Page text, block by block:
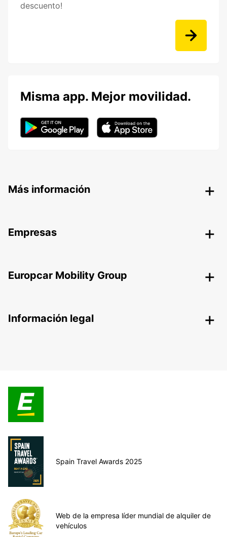
descuento!
Misma app. Mejor movilidad.
Más información
Empresas
Europcar Mobility Group
Información legal
Spain Travel Awards 2025
Web de la empresa líder mundial de alquiler de
vehículos